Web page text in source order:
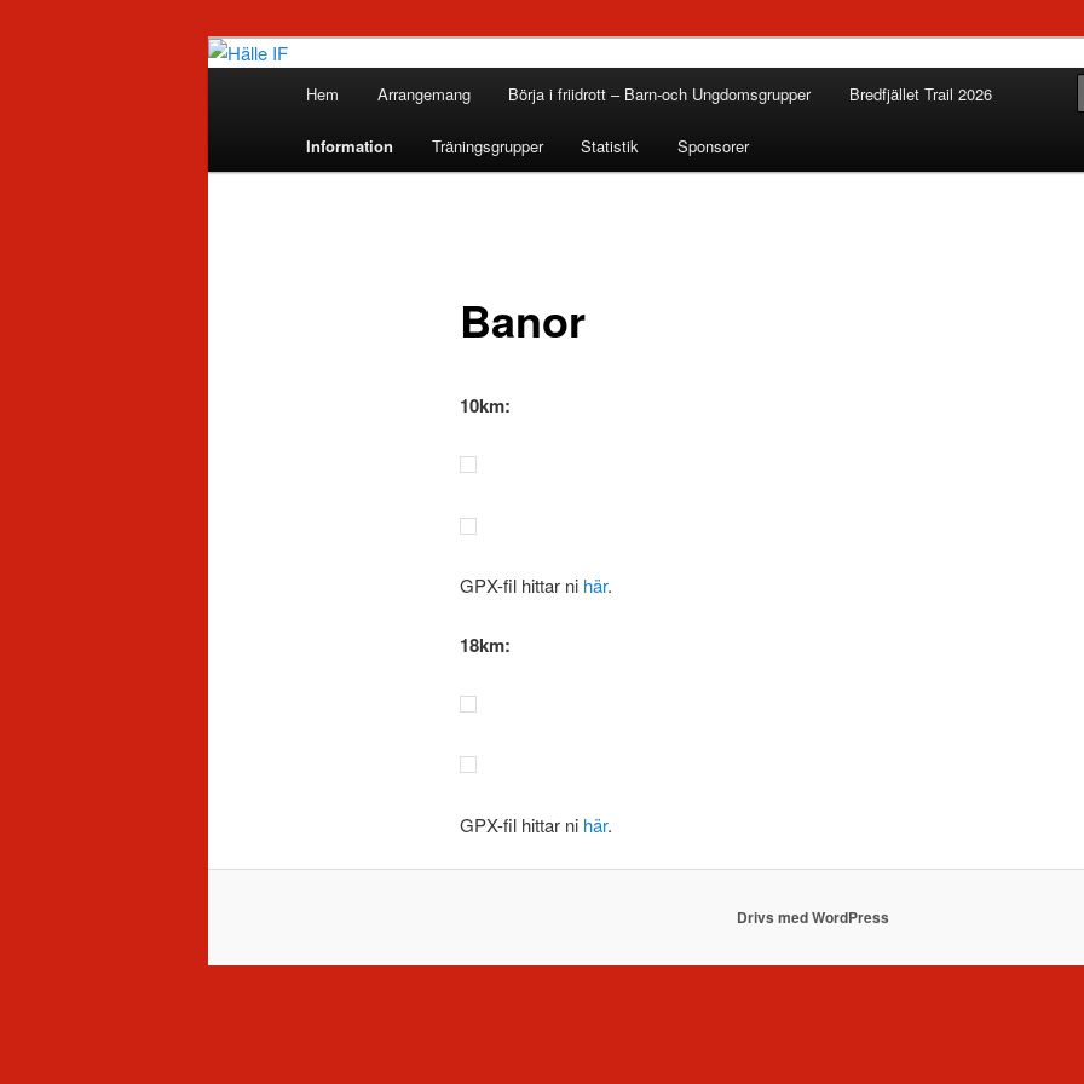
Hälle IF
Hoppa
till
Hem Arrangemang Börja i friidrott – Barn-och Ungdomsgrupper Bredfjället Trail 2026
Information Träningsgrupper Statistik Sponsorer
Banor
10km:
GPX-fil hittar ni här.
18km:
GPX-fil hittar ni här.
Drivs med WordPress